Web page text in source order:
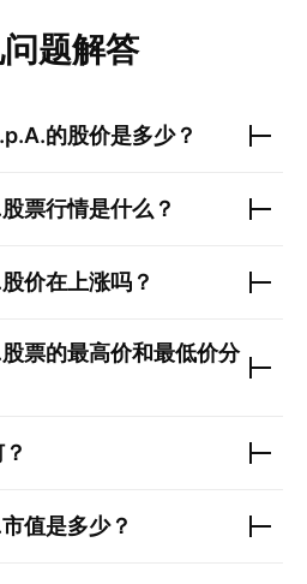
题解答
的股价是多少？
股票行情是什么？
股价在上涨吗？
股票的最高价和最低价分
市值是多少？